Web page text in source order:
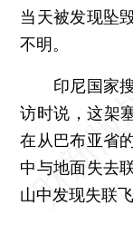
当天被发现坠
不明。
印尼国家搜
访时说，这架
在从巴布亚省
中与地面失去
山中发现失联飞